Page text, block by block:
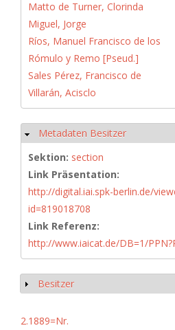
Matto de Turner, Clorinda
Miguel, Jorge
Ríos, Manuel Francisco de los
Rómulo y Remo [Pseud.]
Sales Pérez, Francisco de
Villarán, Acisclo
Hide
Metadaten Besitzer
Sektion: section
Link Präsentation:
http://digital.iai.spk-berlin.de/
id=819018708
Link Referenz:
http://www.iaicat.de/DB=1/
Show
Besitzer
2.1889=Nr.